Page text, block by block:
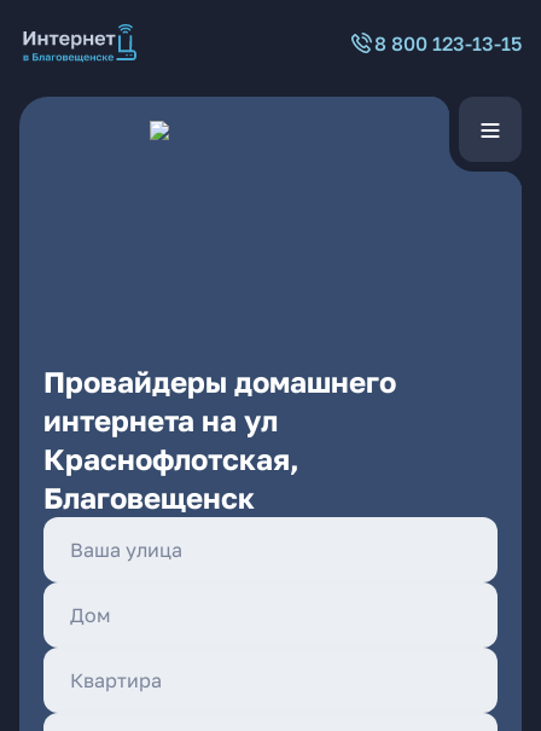
8 800 123-13-15
Провайдеры домашнего
интернета на ул
Краснофлотская,
Благовещенск